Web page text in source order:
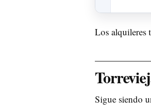
Los alquileres
Sigue siendo